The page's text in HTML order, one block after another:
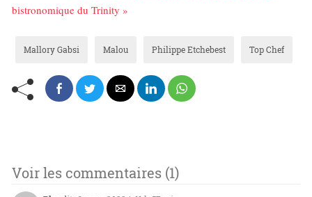
bistronomique du Trinity »
Mallory Gabsi Malou Philippe Etchebest Top Chef
Voir les commentaires (1)